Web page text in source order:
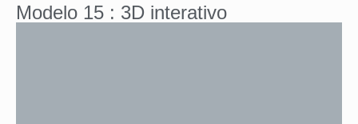
Modelo 15 : 3D interativo